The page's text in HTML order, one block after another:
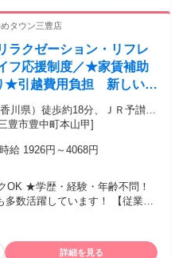
・柔道整復師などの方も活躍
験に自信のない方も、ご相談く
タウン三豊店
ラクゼーション・リフレ
フ応援制度／★家賃補助
★引越費用負担 新しい地
川県）徒歩約18分、ＪＲ予讃線
高瀬（香川県）徒歩約62分 最
豊市豊中町本山甲]
給 1926円～4068円
OK ★学歴・経験・年齢不問！
躍しています！ 【従業員
めです 【経験者の方
クゼーションサロン・ストレッ
詳細を見る